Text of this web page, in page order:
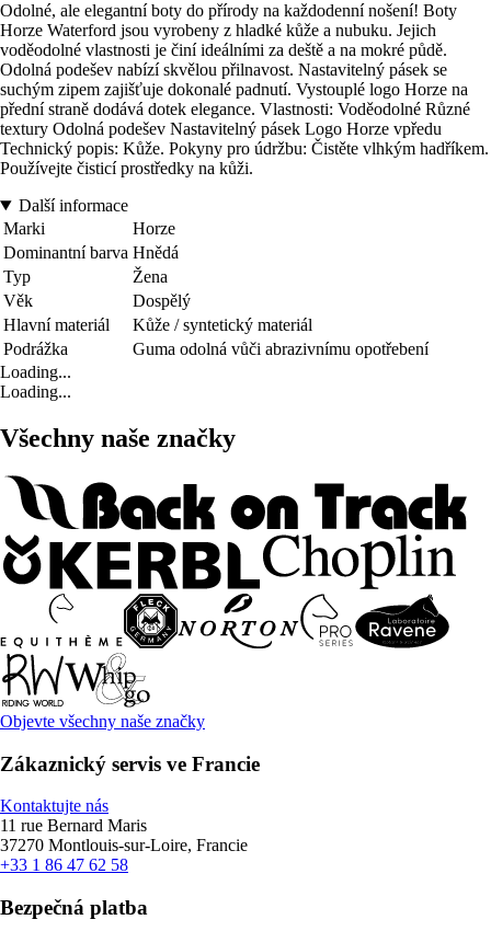
Odolné, ale elegantní boty do přírody na každodenní nošení! Boty
Horze Waterford jsou vyrobeny z hladké kůže a nubuku. Jejich
voděodolné vlastnosti je činí ideálními za deště a na mokré půdě.
Odolná podešev nabízí skvělou přilnavost. Nastavitelný pásek se
suchým zipem zajišťuje dokonalé padnutí. Vystouplé logo Horze na
přední straně dodává dotek elegance. Vlastnosti: Voděodolné Různé
textury Odolná podešev Nastavitelný pásek Logo Horze vpředu
Technický popis: Kůže. Pokyny pro údržbu: Čistěte vlhkým hadříkem.
Používejte čisticí prostředky na kůži.
Další informace
Marki
Horze
Dominantní barva Hnědá
Typ
Žena
Věk
Dospělý
Hlavní materiál
Kůže / syntetický materiál
Podrážka
Guma odolná vůči abrazivnímu opotřebení
Loading...
Loading...
Všechny naše značky
Objevte všechny naše značky
Zákaznický servis ve Francie
Kontaktujte nás
11 rue Bernard Maris
37270 Montlouis-sur-Loire, Francie
+33 1 86 47 62 58
Bezpečná platba